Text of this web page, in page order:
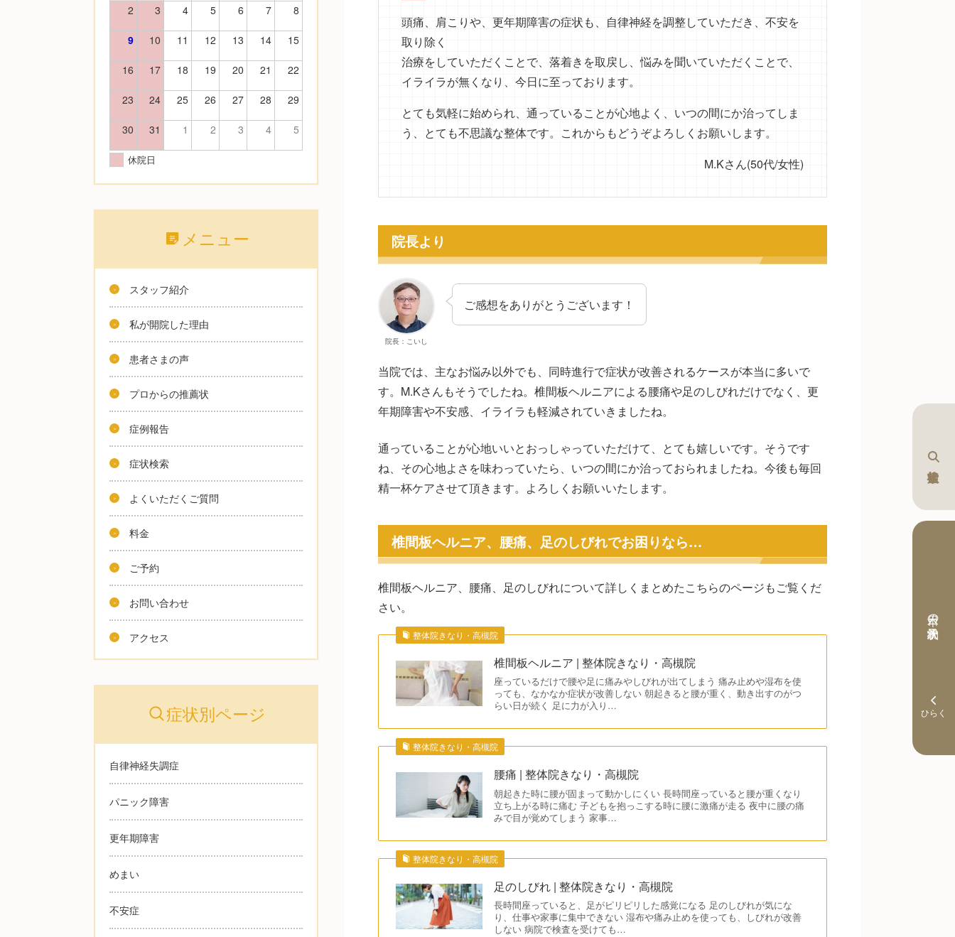
本日の予約状況
頭痛、肩こりや、更年期障害の症状も、自律神経を調整していただき、不安を
取り除く
治療をしていただくことで、落着きを取戻し、悩みを聞いていただくことで、
イライラが無くなり、今日に至っております。
とても気軽に始められ、通っていることが心地よく、いつの間にか治ってしま
う、とても不思議な整体です。これからもどうぞよろしくお願いします。
M.Kさん(50代/女性)
院長より
院長：こいし
ご感想をありがとうございます！
当院では、主なお悩み以外でも、同時進行で症状が改善されるケースが本当に多いで
す。M.Kさんもそうでしたね。椎間板ヘルニアによる腰痛や足のしびれだけでなく、更
年期障害や不安感、イライラも軽減されていきましたね。
通っていることが心地いいとおっしゃっていただけて、とても嬉しいです。そうです
ね、その心地よさを味わっていたら、いつの間にか治っておられましたね。今後も毎回
精一杯ケアさせて頂きます。よろしくお願いいたします。
椎間板ヘルニア、腰痛、足のしびれでお困りなら…
椎間板ヘルニア、腰痛、足のしびれについて詳しくまとめたこちらのページもご覧くだ
さい。
整体院きなり・高槻院
椎間板ヘルニア | 整体院きなり・高槻院
座っているだけで腰や足に痛みやしびれが出てしまう 痛み止めや湿布を使
っても、なかなか症状が改善しない 朝起きると腰が重く、動き出すのがつ
らい日が続く 足に力が入り…
整体院きなり・高槻院
腰痛 | 整体院きなり・高槻院
朝起きた時に腰が固まって動かしにくい 長時間座っていると腰が重くなり
立ち上がる時に痛む 子どもを抱っこする時に腰に激痛が走る 夜中に腰の痛
みで目が覚めてしまう 家事…
整体院きなり・高槻院
足のしびれ | 整体院きなり・高槻院
長時間座っていると、足がピリピリした感覚になる 足のしびれが気にな
り、仕事や家事に集中できない 湿布や痛み止めを使っても、しびれが改善
しない 病院で検査を受けても…
2 3 4 5 6 7 8
9 10 11 12 13 14 15
16 17 18 19 20 21 22
23 24 25 26 27 28 29
30 31 1 2 3 4 5
休院日
メニュー
スタッフ紹介
私が開院した理由
患者さまの声
プロからの推薦状
症例報告
症状検索
よくいただくご質問
料金
ご予約
お問い合わせ
アクセス
症状別ページ
自律神経失調症
パニック障害
更年期障害
めまい
不安症